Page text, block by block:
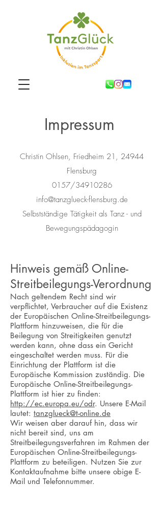
Impressum
Christin Ohlsen, Friedheim 21, 24944
Flensburg
0157/34910286
info@tanzglueck-flensburg.de
Selbstständige Tätigkeit als Tanz - und
Bewegungspädagogin
Hinweis gemäß Online-
Streitbeilegungs-Verordnung
Nach geltendem Recht sind wir
verpflichtet, Verbraucher auf die Existenz
der Europäischen Online-Streitbeilegungs-
Plattform hinzuweisen, die für die
Beilegung von Streitigkeiten genutzt
werden kann, ohne dass ein Gericht
eingeschaltet werden muss. Für die
Einrichtung der Plattform ist die
Europäische Kommission zuständig. Die
Europäische Online-Streitbeilegungs-
Plattform ist hier zu finden:
http://ec.europa.eu/odr. Unsere E-Mail
lautet: tanzglueck@t-online.de
Wir weisen aber darauf hin, dass wir
nicht bereit sind, uns am
Streitbeilegungsverfahren im Rahmen der
Europäischen Online-Streitbeilegungs-
Plattform zu beteiligen. Nutzen Sie zur
Kontaktaufnahme bitte unsere obige E-
Mail und Telefonnummer.